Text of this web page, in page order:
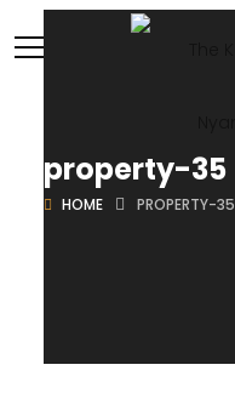
property-35
HOME PROPERTY-35